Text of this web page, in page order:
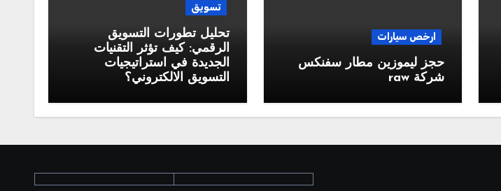
ارخص سيارات
حجز ليموزين مطار سفنكس
شركة raw
تسويق
تحليل تطورات التسويق
الرقمي: كيف تؤثر التقنيات
الجديدة في استراتيجيات
التسويق الالكتروني؟